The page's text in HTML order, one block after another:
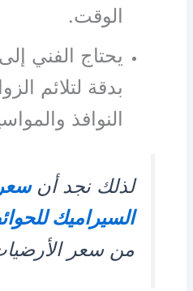
الوقت.
يحتاج الفني
بدقة لتلائم
النوافذ
لذلك نجد أن
السيراميك
من سعر